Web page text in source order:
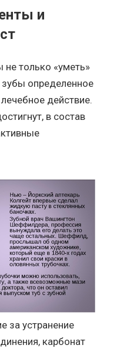
и
только «уметь»
зубы определенное
действие.
в состав
за устранение
карбонат